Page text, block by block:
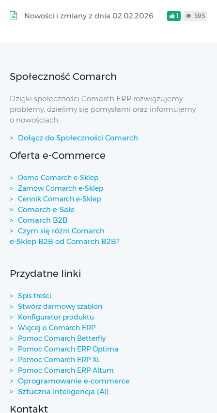
Nowości i zmiany z dnia 02.02.2026 1 595
Społeczność Comarch
Dzięki społeczności Comarch ERP rozwiązujemy
problemy, dzielimy się pomysłami oraz informujemy
o nowościach.
Dołącz do Społeczności Comarch
Oferta e-Commerce
Demo Comarch e-Sklep
Zamów Comarch e-Sklep
Cennik Comarch e-Sklep
Comarch e-Sale
Comarch B2B
Czym się różni Comarch
e-Sklep B2B od Comarch B2B?
Przydatne linki
Spis treści
Stwórz darmowy szablon
Konfigurator produktu
Więcej o Comarch ERP
Pomoc Comarch Betterfly
Pomoc Comarch ERP Optima
Pomoc Comarch ERP XL
Pomoc Comarch ERP Altum
Oprogramowanie e-commerce
Sztuczna Inteligencja (AI)
Kontakt